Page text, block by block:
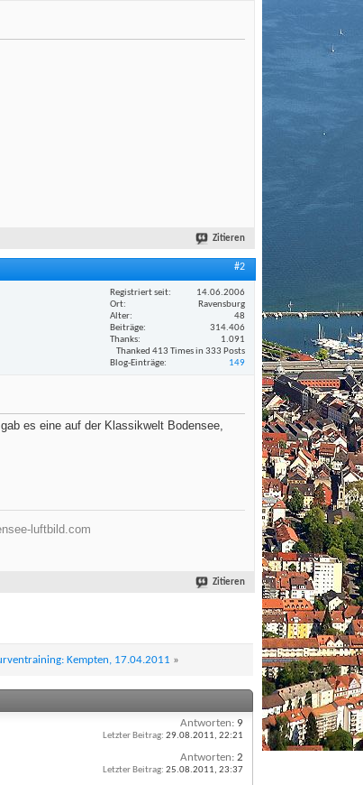
Zitieren
#2
Registriert seit
14.06.2006
Ort
Ravensburg
Alter
48
Beiträge
314.406
Thanks
1.091
Thanked 413 Times in 333 Posts
Blog-Einträge
149
es eine auf der Klassikwelt Bodensee,
luftbild.com
Zitieren
Kempten, 17.04.2011 »
Antworten: 9
Letzter Beitrag: 29.08.2011, 22:21
Antworten: 2
Letzter Beitrag: 25.08.2011, 23:37